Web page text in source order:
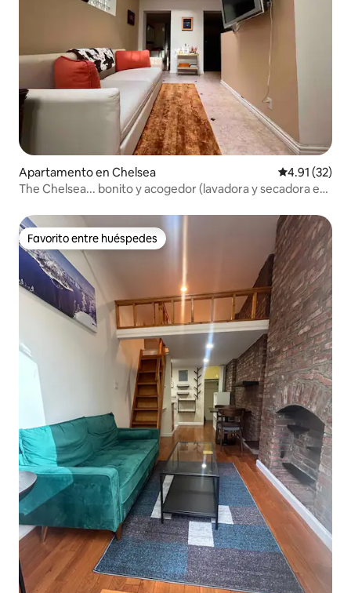
Apartamento en Chelsea Calificación
4.91 (32)
The Chelsea... bonito y acogedor (lavadora y secadora en
Favorito entre huéspedes
Favorito entre huéspedes